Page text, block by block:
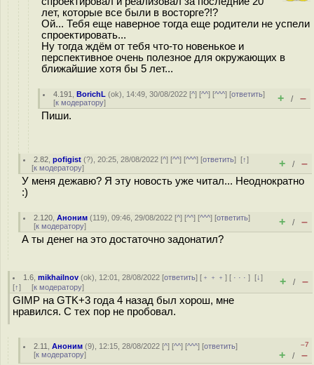
лет, которые все были в восторге?!?
Ой... Тебя еще наверное тогда еще родители не успели
спроектировать...
Ну тогда ждём от тебя что-то новенькое и
перспективное очень полезное для окружающих в
ближайшие хотя бы 5 лет...
4.191 ,BorichL (ok), 14:49, 30/08/2022 [^] [^^] [^^^] [ответить]
[к модератору] + / –
Пиши.
2.82 ,pofigist (?), 20:25, 28/08/2022 [^] [^^] [^^^] [ответить][↑]
[к модератору] + / –
У меня дежавю? Я эту новость уже читал... Неоднократно
:)
2.120 ,Аноним (119), 09:46, 29/08/2022 [^] [^^] [^^^] [ответить]
[к модератору] + / –
А ты денег на это достаточно задонатил?
1.6 ,mikhailnov (ok), 12:01, 28/08/2022 [ответить] [ ﹢﹢﹢] [ · · ·][↓]
[↑] [к модератору] + / –
GIMP на GTK+3 года 4 назад был хорош, мне
нравился. С тех пор не пробовал.
2.11 ,Аноним (9), 12:15, 28/08/2022 [^] [^^] [^^^] [ответить]
[к модератору]
–7
+ / –